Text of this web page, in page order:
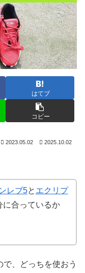
はてブ
コピー
2023.05.02 2025.10.02
レブ5と エクリプ
に合っているか
、どっちを使おう